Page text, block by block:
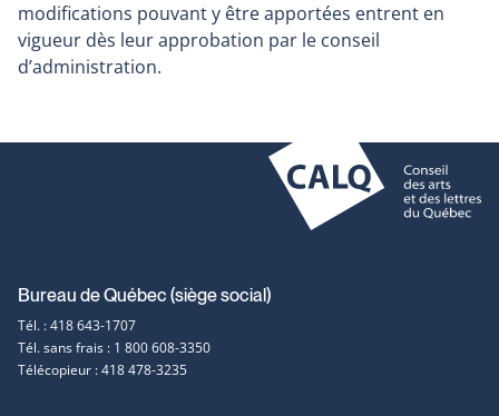
modifications pouvant y être apportées entrent en
vigueur dès leur approbation par le conseil
d’administration.
Coordonnées
et
contact
Bureau de Québec (siège social)
Tél. : 418 643-1707
Tél. sans frais : 1 800 608-3350
Télécopieur : 418 478-3235